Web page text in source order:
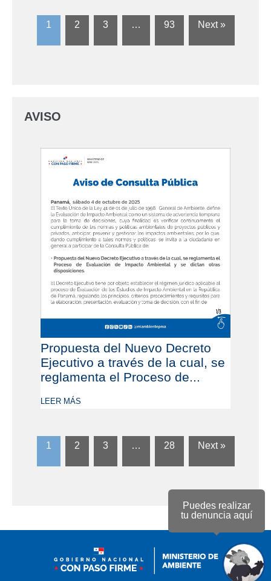
Puedes realizar
tu denuncia aquí
1 2 3 … 93 Next »
AVISO
Propuesta del Nuevo Decreto
Ejecutivo a través de la cual, se
reglamenta el Proceso de...
LEER MÁS
1 2 3 … 28 Next »